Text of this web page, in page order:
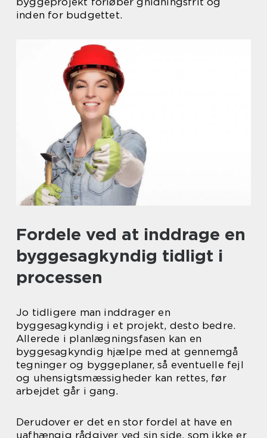
inden for budgettet.
Fordele ved at inddrage en
byggesagkyndig tidligt i
processen
Jo tidligere man inddrager en
byggesagkyndig i et projekt, desto bedre.
Allerede i planlægningsfasen kan en
byggesagkyndig hjælpe med at gennemgå
tegninger og byggeplaner, så eventuelle fejl
og uhensigtsmæssigheder kan rettes, før
arbejdet går i gang.
Derudover er det en stor fordel at have en
uafhængig rådgiver ved sin side, som ikke er